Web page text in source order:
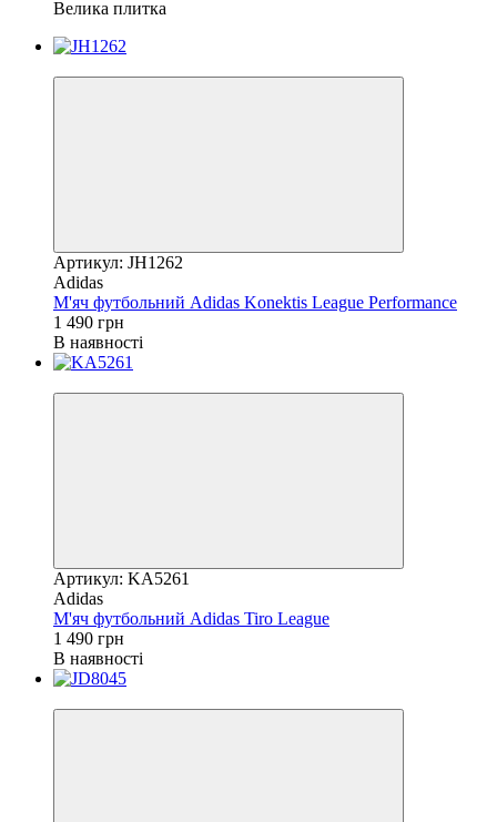
Велика плитка
Артикул: JH1262
Adidas
М'яч футбольний Adidas Konektis League Performance
1 490 грн
В наявності
Артикул: KA5261
Adidas
М'яч футбольний Adidas Tiro League
1 490 грн
В наявності